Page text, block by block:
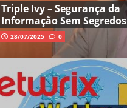
Triple Ivy – Segurança da
Informação Sem Segredos
28/07/2025 0